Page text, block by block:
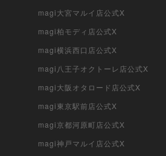
magi大宮マルイ店公式X
magi柏モディ店公式X
magi横浜西口店公式X
magi八王子オクトーレ店公式X
magi大阪オタロード店公式X
magi東京駅前店公式X
magi京都河原町店公式X
magi神戸マルイ店公式X